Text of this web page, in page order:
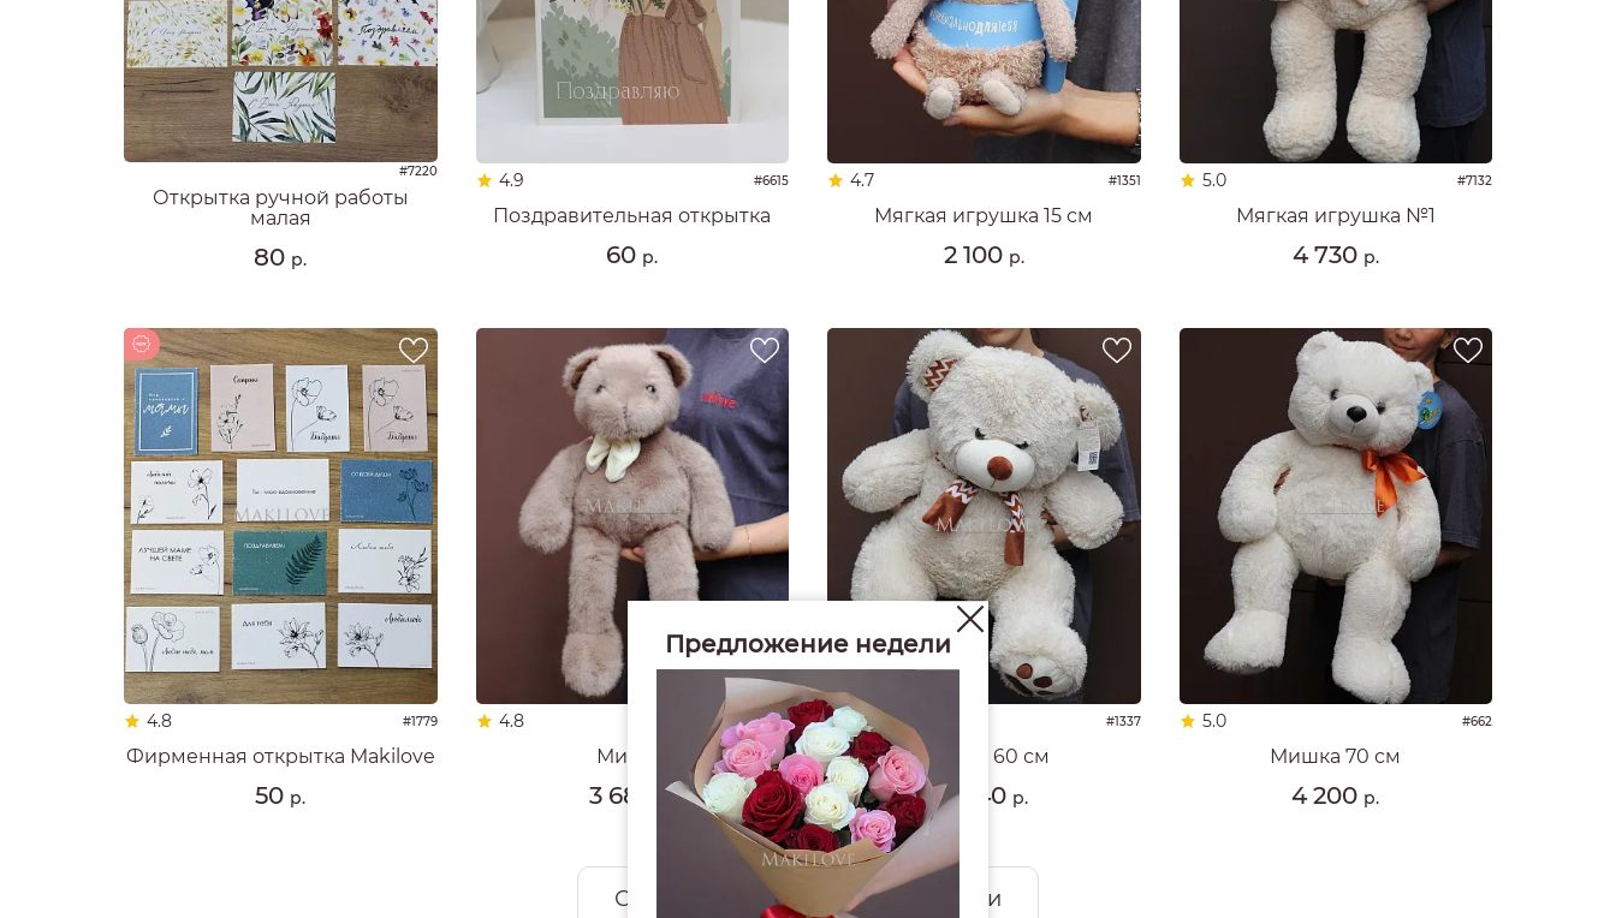
#7220
Открытка ручной работы
малая
80 р.
4.9 #6615
Поздравительная открытка
60 р.
4.7 #1351
Мягкая игрушка 15 см
2 100 р.
5.0 #7132
Мягкая игрушка №1
4 730 р.
4.8 #1779
Фирменная открытка Makilove
50 р.
4.8 #1653
Мишка
3 680 р.
4.9 #1337
Мишка 60 см
4 940 р.
5.0 #662
Мишка 70 см
4 200 р.
Смотреть все открытки и игрушки
Предложение недели